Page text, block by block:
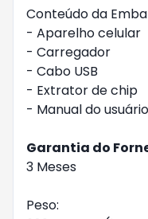
Conteúdo da
- Aparelho celular
- Carregador
- Cabo USB
- Extrator de chip
- Manual do usuário
Garantia do
3 Meses
Peso: